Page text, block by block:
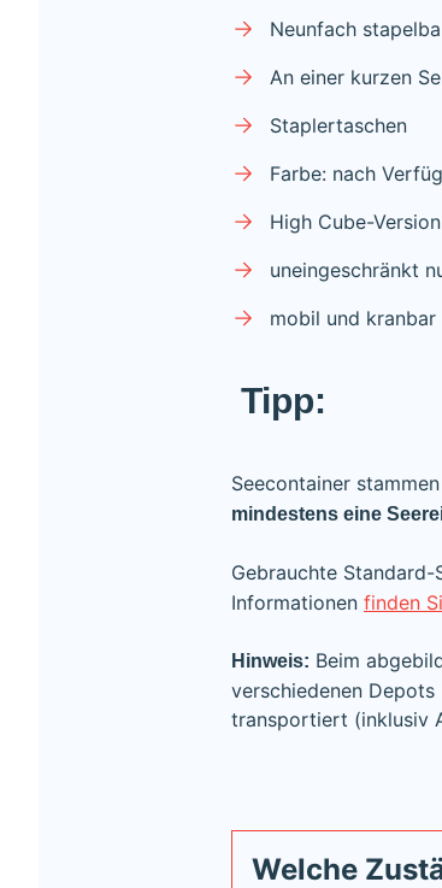
Neunfach
An einer kurzen
Staplertaschen
Farbe: nach
High Cube-
uneingeschränkt
mobil und kranbar
Tipp:
Seecontainer
mindestens eine
Gebrauchte
Informationen finden
Hinweis: Beim
verschiedenen
transportiert (inklusiv
Welche